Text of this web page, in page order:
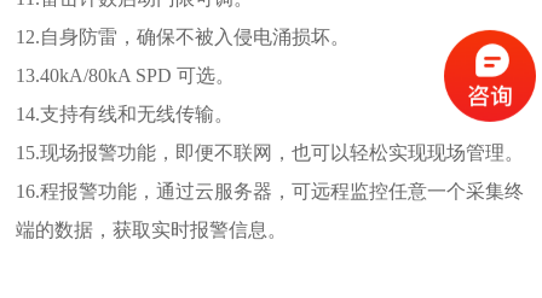
12.自身防雷，确保不被入侵电涌损坏。
13.40kA/80kA SPD 可选。
14.支持有线和无线传输。
15.现场报警功能，即便不联网，也可以轻松实现现场管理。
16.程报警功能，通过云服务器，可远程监控任意一个采集终
端的数据，获取实时报警信息。